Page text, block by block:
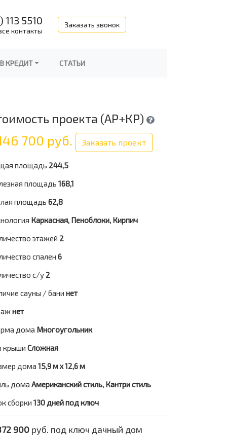
113 5510
контакты
Заказать звонок
КРЕДИТ СТАТЬИ
проекта (АР+КР)
700 руб. Заказать проект
площадь 244,5
площадь 168,1
площадь 62,8
Каркасная, Пеноблоки, Кирпич
этажей 2
спален 6
с/у 2
сауны / бани нет
нет
дома Многоугольник
крыши Сложная
дома 15,9 м х 12,6 м
дома Американский стиль, Кантри стиль
сборки 130 дней под ключ
900 руб. под ключ дачный дом